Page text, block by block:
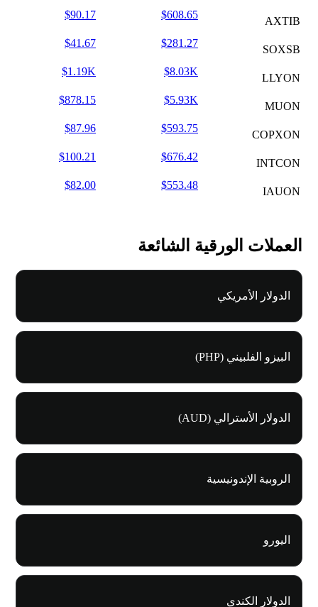
AXTIB
$608.65
$90.17
SOXSB
$281.27
$41.67
LLYON
$8.03K
$1.19K
MUON
$5.93K
$878.15
COPXON
$593.75
$87.96
INTCON
$676.42
$100.21
IAUON
$553.48
$82.00
العملات الورقية الشائعة
الدولار الأمريكي
البيزو الفلبيني (PHP)
الدولار الأسترالي (AUD)
الروبية الإندونيسية
اليورو
الدولار الكندي